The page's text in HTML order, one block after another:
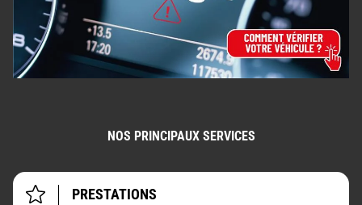
NOS PRINCIPAUX SERVICES
PRESTATIONS